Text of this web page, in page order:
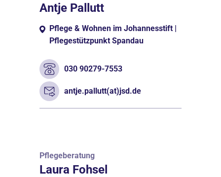
Antje Pallutt
Pflege & Wohnen im Johannesstift |
Pflegestützpunkt Spandau
030 90279-7553
antje.pallutt(at)jsd.de
Pflegeberatung
Laura Fohsel